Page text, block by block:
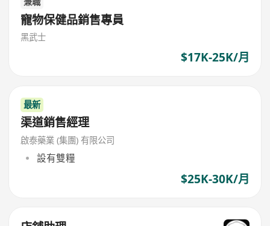
寵物保健品銷售專員
黑武士
$17K-25K/月
最新
渠道銷售經理
啟泰藥業 (集團) 有限公司
設有雙糧
$25K-30K/月